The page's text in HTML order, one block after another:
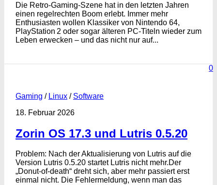
Die Retro‑Gaming‑Szene hat in den letzten Jahren
einen regelrechten Boom erlebt. Immer mehr
Enthusiasten wollen Klassiker von Nintendo 64,
PlayStation 2 oder sogar älteren PC‑Titeln wieder zum
Leben erwecken – und das nicht nur auf...
0
Gaming / Linux / Software
18. Februar 2026
Zorin OS 17.3 und Lutris 0.5.20
Problem: Nach der Aktualisierung von Lutris auf die
Version Lutris 0.5.20 startet Lutris nicht mehr.Der
„Donut-of-death“ dreht sich, aber mehr passiert erst
einmal nicht. Die Fehlermeldung, wenn man das